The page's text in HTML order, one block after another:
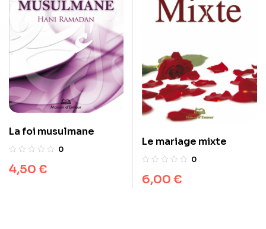
La foi musulmane
0
4,50 €
Le mariage mixte
0
6,00 €